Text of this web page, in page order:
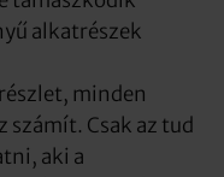
alkatrészek
minden
számít. Csak az tud
aki a